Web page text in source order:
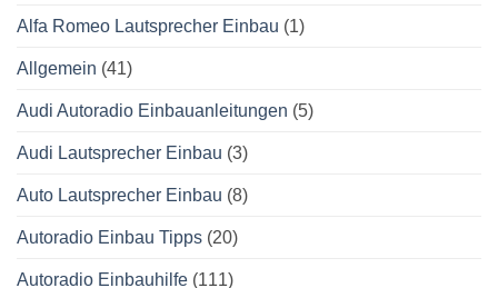
Alfa Romeo Lautsprecher Einbau (1)
Allgemein (41)
Audi Autoradio Einbauanleitungen (5)
Audi Lautsprecher Einbau (3)
Auto Lautsprecher Einbau (8)
Autoradio Einbau Tipps (20)
Autoradio Einbauhilfe (111)